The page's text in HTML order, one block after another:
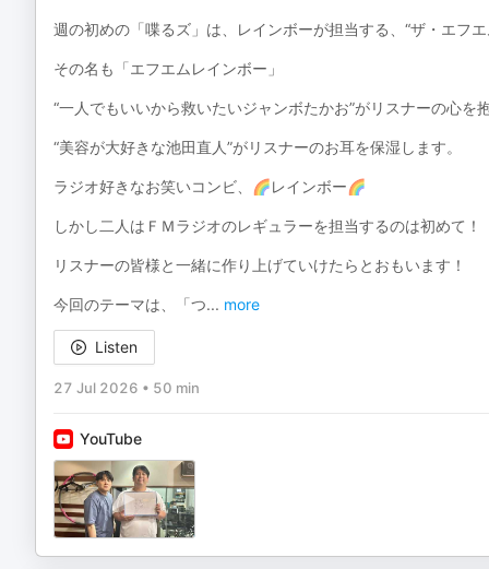
週の初めの「喋るズ」は、レインボーが担当する、“ザ・エフ
その名も「エフエムレインボー」
“一人でもいいから救いたいジャンボたかお”がリスナーの心を抱
“美容が大好きな池田直人”がリスナーのお耳を保湿します。
ラジオ好きなお笑いコンビ、🌈レインボー🌈
しかし二人はＦＭラジオのレギュラーを担当するのは初めて！
リスナーの皆様と一緒に作り上げていけたらとおもいます！
今回のテーマは、「つ... more
Listen
27 Jul 2026 • 50 min
YouTube